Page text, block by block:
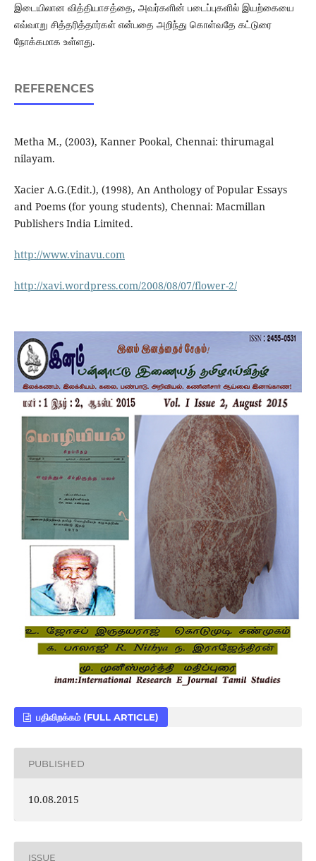
இடையிலான வித்தியாசத்தை, அவர்களின் படைப்புகளில் இயற்கையை
எவ்வாறு சித்தரித்தார்கள் என்பதை அறிந்து கொள்வதே கட்டுரை
நோக்கமாக உள்ளது.
REFERENCES
Metha M., (2003), Kanner Pookal, Chennai: thirumagal
nilayam.
Xacier A.G.(Edit.), (1998), An Anthology of Popular Essays
and Poems (for young students), Chennai: Macmillan
Publishers India Limited.
http://www.vinavu.com
http://xavi.wordpress.com/2008/08/07/flower-2/
பதிவிறக்கம் (FULL ARTICLE)
PUBLISHED
10.08.2015
ISSUE